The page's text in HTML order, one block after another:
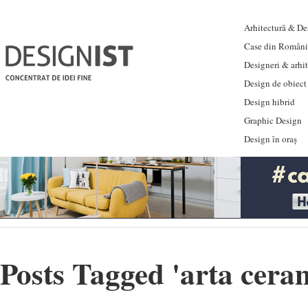
Arhitectură &
Case din
Designeri &
Design de obiect
Design hibrid
Graphic Design
Design în oraș
Posts Tagged 'arta